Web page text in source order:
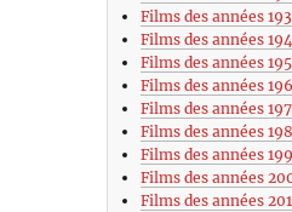
Films des années
Films des années
Films des années
Films des années
Films des années
Films des années
Films des années
Films des années
Films des années